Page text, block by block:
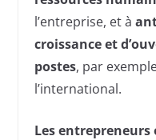
l’entreprise, et à
croissance et
postes, par
l’international.
Les